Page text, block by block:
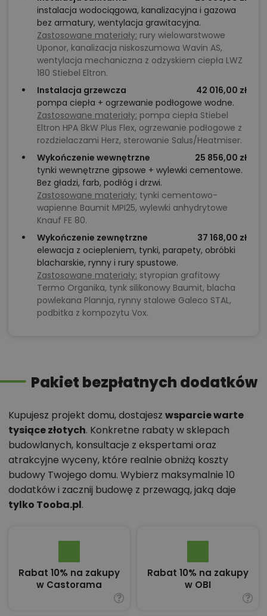
instalacja wodociągowa, kanalizacyjna i gazowa
bez armatury, wentylacja grawitacyjna.
Zastosowane materiały: rury wielowarstwowe
Uponor, kanalizacja niskoszumowa Wavin AS,
wentylacja mechaniczna z odzyskiem ciepła LWZ
180 Stiebel Eltron.
Instalacja grzewcza
42 016,00 zł
pompa ciepła + ogrzewanie podłogowe wodne.
Zastosowane materiały: pompa ciepła Stiebel
Eltron HPA 8kW Plus Flex, ogrzewanie podłogowe z
rozdzielaczami Herz, sterowanie Salus/Heatmiser.
Wykończenie wewnętrzne
25 856,00 zł
tynki wewnętrzne gipsowe + wylewki cementowe.
Bez gładzi, farb, podłóg i drzwi.
Zastosowane materiały: tynki cementowo-
wapienne Baumit MPI25, wylewki anhydrytowe
Knauf FE 80.
Wykończenie zewnętrzne
37 168,00 zł
elewacja z ociepleniem, tynki, parapety, obróbki
blacharskie, rynny i rury spustowe.
Zastosowane materiały: styropian grafitowy
Termo Organika, tynk silikonowy Baumit, blacha
powlekana Plannja, rynny stalowe Galeco STAL,
podbitka z kompozytu Vox.
Pakiet bezpłatnych dodatków
Kupujesz projekt domu, dostajesz wsparcie warte
tysiące złotych. Konkretne rabaty w sklepach
budowlanych, konsultacje z ekspertami oraz
atrakcyjne wyceny, które realnie obniżą koszty
budowy Twojego domu. Wybierz maksymalnie 10
dodatków i zacznij budowę z przewagą, jaką daje
tylko Tooba.pl.
Rabat 10% na zakupy
w Castorama
Rabat 10% na zakupy
w OBI